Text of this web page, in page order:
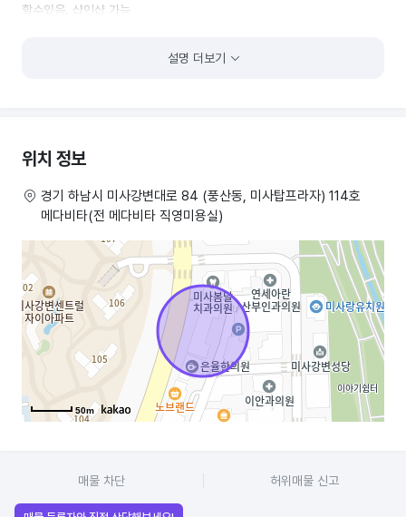
할수있음. 샵인샵 가능
설명 더보기
위치 정보
경기 하남시 미사강변대로 84 (풍산동, 미사탑프라자) 114호
메다비타(전 메다비타 직영미용실)
50m
매물 차단 허위매물 신고